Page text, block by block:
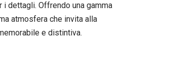
i dettagli. Offrendo una gamma
atmosfera che invita alla
e distintiva.